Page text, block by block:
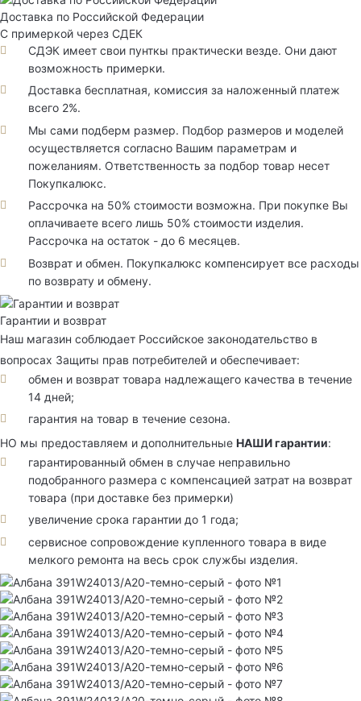
Доставка по Российской Федерации
С примеркой через СДЕК
СДЭК имеет свои пунткы практически везде. Они дают
возможность примерки.
Доставка бесплатная, комиссия за наложенный платеж
всего 2%.
Мы сами подберм размер. Подбор размеров и моделей
осуществляется согласно Вашим параметрам и
пожеланиям. Ответственность за подбор товар несет
Покупкалюкс.
Рассрочка на 50% стоимости возможна. При покупке Вы
оплачиваете всего лишь 50% стоимости изделия.
Рассрочка на остаток - до 6 месяцев.
Возврат и обмен. Покупкалюкс компенсирует все расходы
по возврату и обмену.
Гарантии и возврат
Наш магазин соблюдает Российское законодательство в
вопросах Защиты прав потребителей и обеспечивает:
обмен и возврат товара надлежащего качества в течение
14 дней;
гарантия на товар в течение сезона.
НО мы предоставляем и дополнительные НАШИ гарантии:
гарантированный обмен в случае неправильно
подобранного размера с компенсацией затрат на возврат
товара (при доставке без примерки)
увеличение срока гарантии до 1 года;
сервисное сопровождение купленного товара в виде
мелкого ремонта на весь срок службы изделия.